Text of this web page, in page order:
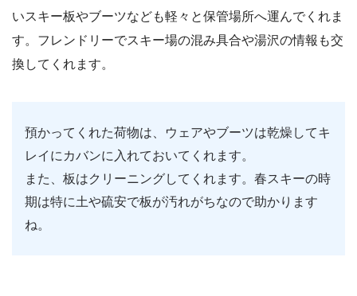
いスキー板やブーツなども軽々と保管場所へ運んでくれま
す。フレンドリーでスキー場の混み具合や湯沢の情報も交
換してくれます。
預かってくれた荷物は、ウェアやブーツは乾燥してキ
レイにカバンに入れておいてくれます。
また、板はクリーニングしてくれます。春スキーの時
期は特に土や硫安で板が汚れがちなので助かります
ね。